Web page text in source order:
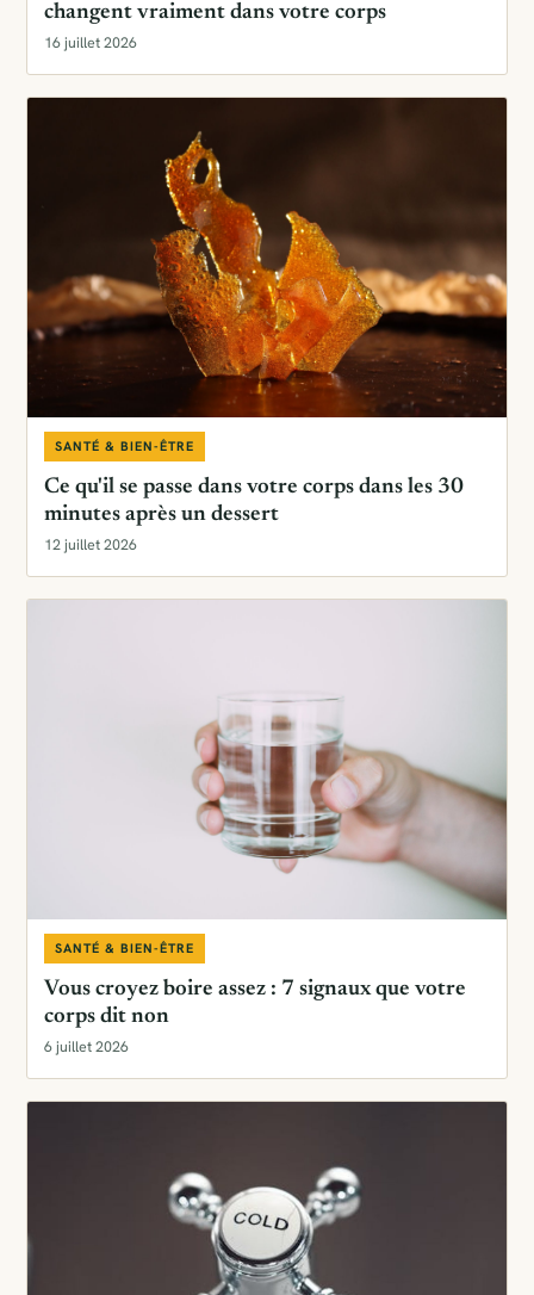
changent vraiment dans votre corps
16 juillet 2026
SANTÉ & BIEN-ÊTRE
Ce qu'il se passe dans votre corps dans les 30
minutes après un dessert
12 juillet 2026
SANTÉ & BIEN-ÊTRE
Vous croyez boire assez : 7 signaux que votre
corps dit non
6 juillet 2026